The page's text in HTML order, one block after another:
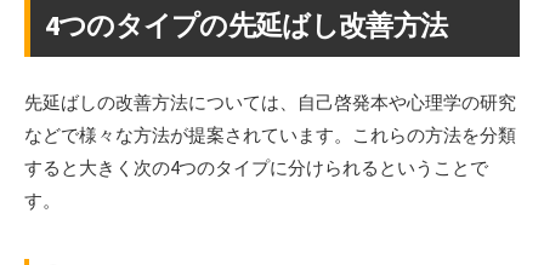
4つのタイプの先延ばし改善方法
先延ばしの改善方法については、自己啓発本や心理学の研究
などで様々な方法が提案されています。これらの方法を分類
すると大きく次の4つのタイプに分けられるということで
す。